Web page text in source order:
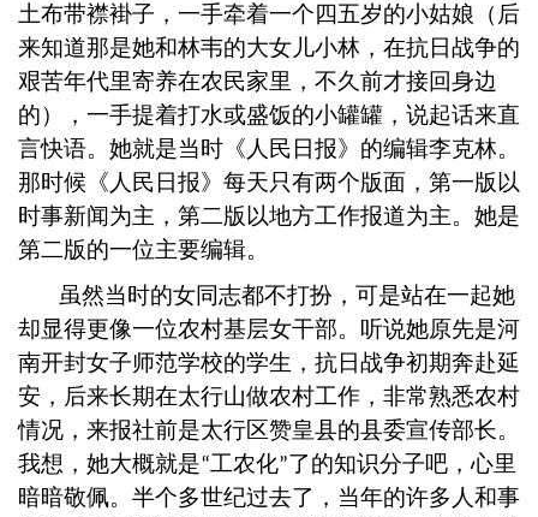
土布带襟褂子，一手牵着一个四五岁的小姑娘（后
来知道那是她和林韦的大女儿小林，在抗日战争的
艰苦年代里寄养在农民家里，不久前才接回身边
的），一手提着打水或盛饭的小罐罐，说起话来直
言快语。她就是当时《人民日报》的编辑李克林。
那时候《人民日报》每天只有两个版面，第一版以
时事新闻为主，第二版以地方工作报道为主。她是
第二版的一位主要编辑。
虽然当时的女同志都不打扮，可是站在一起她
却显得更像一位农村基层女干部。听说她原先是河
南开封女子师范学校的学生，抗日战争初期奔赴延
安，后来长期在太行山做农村工作，非常熟悉农村
情况，来报社前是太行区赞皇县的县委宣传部长。
我想，她大概就是“工农化”了的知识分子吧，心里
暗暗敬佩。半个多世纪过去了，当年的许多人和事